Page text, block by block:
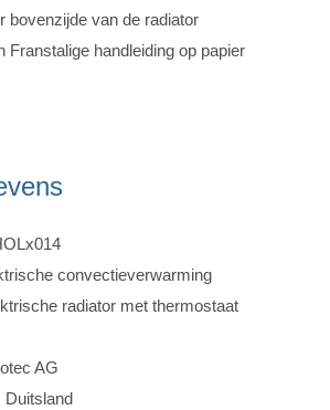
bovenzijde van de radiator
Franstalige handleiding op papier
convectieverwarming
radiator met thermostaat
AG
Duitsland